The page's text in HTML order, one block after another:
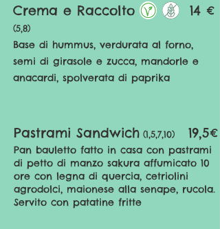
Crema e Raccolto 14 €
(5,8)
Base di hummus, verdurata al forno,
semi di girasole e zucca, mandorle e
anacardi, spolverata di paprika
Pastrami Sandwich (1,5,7,10) 19,5€
Pan bauletto fatto in casa con pastrami
di petto di manzo sakura affumicato 10
ore con legna di quercia, cetriolini
agrodolci, maionese alla senape, rucola.
Servito con patatine fritte